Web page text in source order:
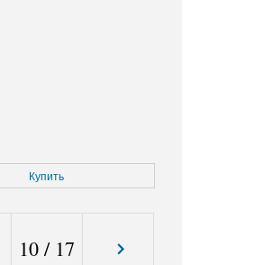
Купить
10/ 17